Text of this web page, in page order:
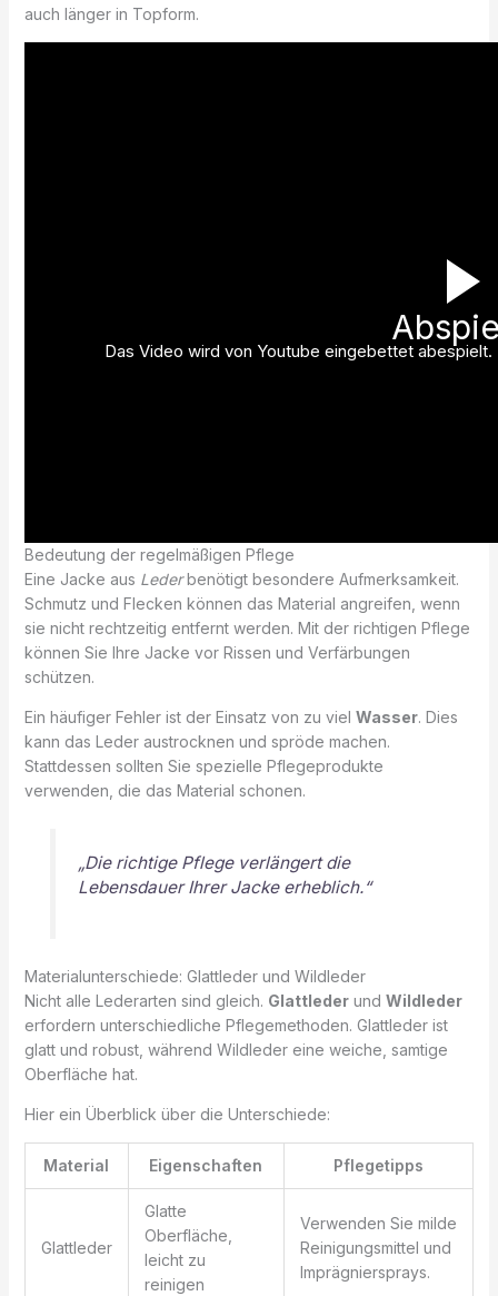
auch länger in Topform.
Das Video wird von Youtube eingebettet
Bedeutung der regelmäßigen Pflege
Eine Jacke aus Lederbenötigt besondere Aufmerksamkeit.
Schmutz und Flecken können das Material angreifen, wenn
sie nicht rechtzeitig entfernt werden. Mit der richtigen Pflege
können Sie Ihre Jacke vor Rissen und Verfärbungen
schützen.
Ein häufiger Fehler ist der Einsatz von zu viel Wasser. Dies
kann das Leder austrocknen und spröde machen.
Stattdessen sollten Sie spezielle Pflegeprodukte
verwenden, die das Material schonen.
„Die richtige Pflege verlängert die
Lebensdauer Ihrer Jacke erheblich.“
Materialunterschiede: Glattleder und Wildleder
Nicht alle Lederarten sind gleich. Glattlederund Wildleder
erfordern unterschiedliche Pflegemethoden. Glattleder ist
glatt und robust, während Wildleder eine weiche, samtige
Oberfläche hat.
Hier ein Überblick über die Unterschiede:
Material Eigenschaften Pflegetipps
Glattleder
Glatte
Oberfläche,
leicht zu
reinigen
Verwenden Sie milde
Reinigungsmittel und
Imprägniersprays.